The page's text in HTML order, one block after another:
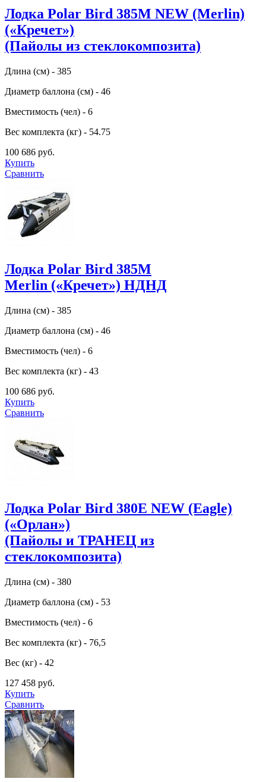
Лодка Polar Bird 385M NEW (Merlin)
(«Кречет»)
(Пайолы из стеклокомпозита)
Длина (см) - 385
Диаметр баллона (см) - 46
Вместимость (чел) - 6
Вес комплекта (кг) - 54.75
100 686 руб.
Купить
Сравнить
Лодка Polar Bird 385M
Merlin («Кречет») НДНД
Длина (см) - 385
Диаметр баллона (см) - 46
Вместимость (чел) - 6
Вес комплекта (кг) - 43
100 686 руб.
Купить
Сравнить
Лодка Polar Bird 380E NEW (Eagle)
(«Орлан»)
(Пайолы и ТРАНЕЦ из
стеклокомпозита)
Длина (см) - 380
Диаметр баллона (см) - 53
Вместимость (чел) - 6
Вес комплекта (кг) - 76,5
Вес (кг) - 42
127 458 руб.
Купить
Сравнить